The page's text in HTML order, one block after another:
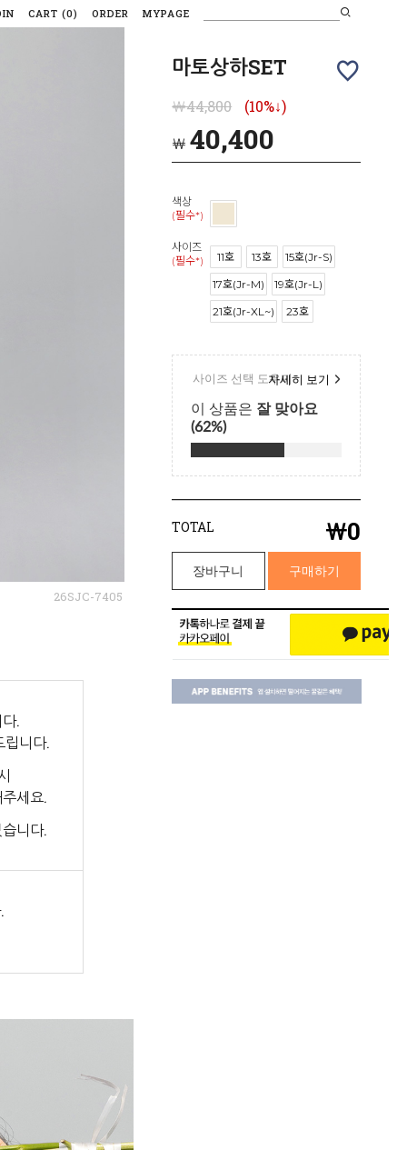
CART (0) ORDER MYPAGE
26SJC-7405
.
립니다.
세요.
니다.
마토상하SET
￦44,800
(10%↓)
￦40,400
색상
(필수*)
사이즈
(필수*)
11호 13호
15호(Jr-S)
17호(Jr-M)
19호(Jr-L)
21호(Jr-XL~)
23호
TOTAL ￦0
장바구니 구매하기